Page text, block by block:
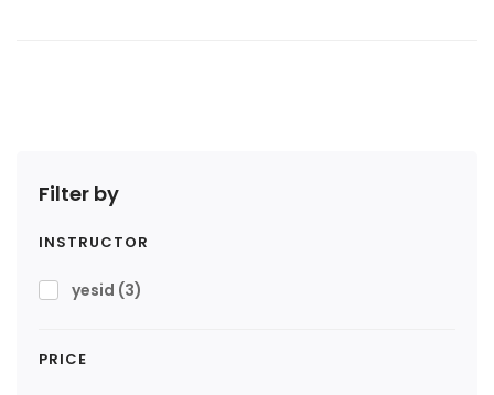
Filter by
INSTRUCTOR
yesid (3)
PRICE